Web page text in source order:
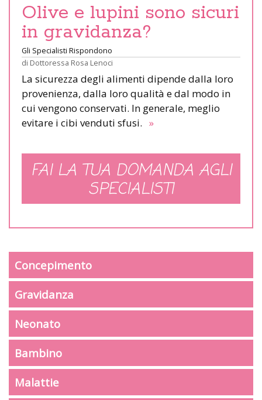
Olive e lupini sono sicuri
in gravidanza?
Gli Specialisti Rispondono
di Dottoressa Rosa Lenoci
La sicurezza degli alimenti dipende dalla loro
provenienza, dalla loro qualità e dal modo in
cui vengono conservati. In generale, meglio
evitare i cibi venduti sfusi. »
FAI LA TUA DOMANDA AGLI
SPECIALISTI
Concepimento
Gravidanza
Neonato
Bambino
Malattie